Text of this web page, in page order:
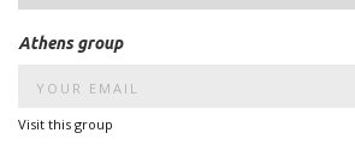
Athens group
Visit this group